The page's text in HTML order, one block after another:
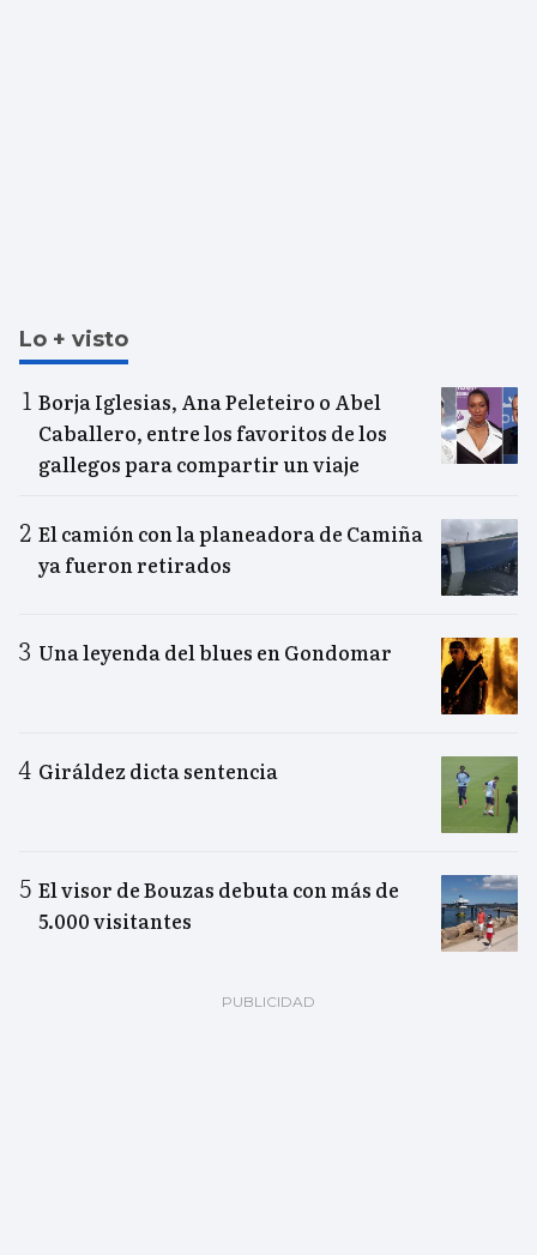
Lo + visto
Borja Iglesias, Ana Peleteiro o Abel
Caballero, entre los favoritos de los
gallegos para compartir un viaje
El camión con la planeadora de Camiña
ya fueron retirados
Una leyenda del blues en Gondomar
Giráldez dicta sentencia
El visor de Bouzas debuta con más de
5.000 visitantes